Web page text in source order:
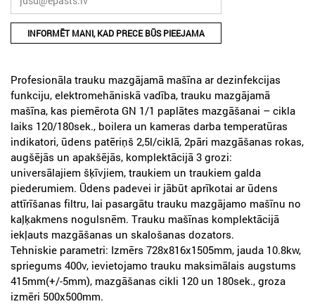
INFORMĒT MANI, KAD PRECE BŪS PIEEJAMA
Profesionāla trauku mazgājamā mašīna ar dezinfekcijas
funkciju, elektromehāniskā vadība, trauku mazgājamā
mašīna, kas piemērota GN 1/1 paplātes mazgāšanai – cikla
laiks 120/180sek., boilera un kameras darba temperatūras
indikatori, ūdens patēriņš 2,5l/ciklā, 2pāri mazgāšanas rokas,
augšējās un apakšējās, komplektācijā 3 grozi:
universālajiem šķīvjiem, traukiem un traukiem galda
piederumiem. Ūdens padevei ir jābūt aprīkotai ar ūdens
attīrīšanas filtru, lai pasargātu trauku mazgājamo mašīnu no
kaļķakmens nogulsnēm. Trauku mašīnas komplektācijā
iekļauts mazgāšanas un skalošanas dozators.
Tehniskie parametri: Izmērs 728x816x1505mm, jauda 10.8kw,
spriegums 400v, ievietojamo trauku maksimālais augstums
415mm(+/-5mm), mazgāšanas cikli 120 un 180sek., groza
izmēri 500x500mm.